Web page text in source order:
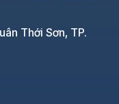
Thới Sơn, TP.